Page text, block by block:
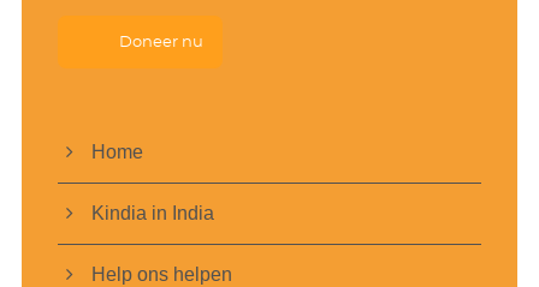
Doneer nu
Home
Kindia in India
Help ons helpen